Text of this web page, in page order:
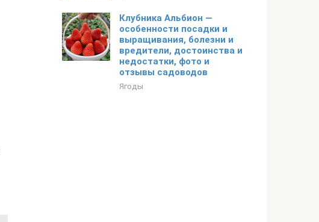
Клубника Альбион —
особенности посадки и
выращивания, болезни и
вредители, достоинства и
недостатки, фото и
отзывы садоводов
Ягоды